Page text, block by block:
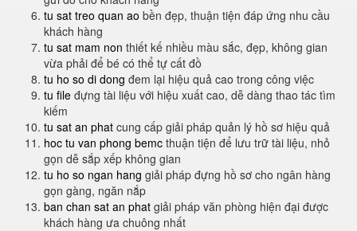
tu sat treo quan ao bền đẹp, thuận tiện đáp ứng nhu cầu
khách hàng
tu sat mam non thiết kế nhiều màu sắc, đẹp, không gian
vừa phải để bé có thể tự cất đồ
tu ho so di dong đem lại hiệu quả cao trong công việc
tu file đựng tài liệu với hiệu xuất cao, dễ dàng thao tác tìm
kiếm
tu sat an phat cung cấp giải pháp quản lý hồ sơ hiệu quả
hoc tu van phong bemc thuận tiện để lưu trữ tài liệu, nhỏ
gọn dễ sắp xếp không gian
tu ho so ngan hang giải pháp đựng hồ sơ cho ngân hàng
gọn gàng, ngăn nắp
ban chan sat an phat giải pháp văn phòng hiện đại được
khách hàng ưa chuông nhất